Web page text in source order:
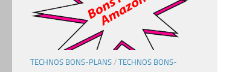
TECHNOS BONS-PLANS / TECHNOS BONS-